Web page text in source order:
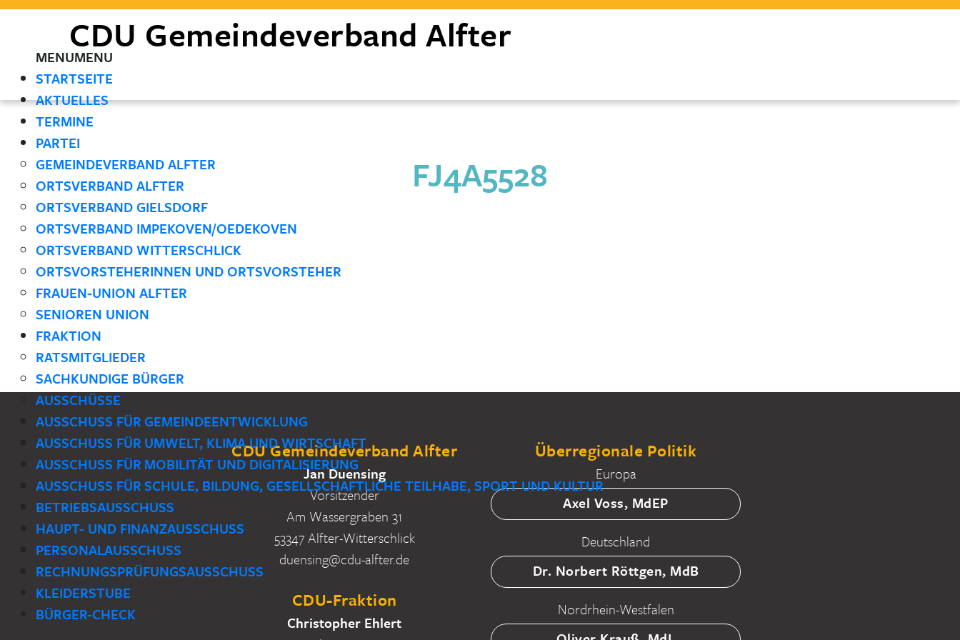
CDU Gemeindeverband Alfter
MENUMENU
STARTSEITE
AKTUELLES
TERMINE
PARTEI
GEMEINDEVERBAND ALFTER
ORTSVERBAND ALFTER
ORTSVERBAND GIELSDORF
ORTSVERBAND IMPEKOVEN/OEDEKOVEN
ORTSVERBAND WITTERSCHLICK
ORTSVORSTEHERINNEN UND ORTSVORSTEHER
FRAUEN-UNION ALFTER
SENIOREN UNION
FRAKTION
RATSMITGLIEDER
SACHKUNDIGE BÜRGER
AUSSCHÜSSE
AUSSCHUSS FÜR GEMEINDEENTWICKLUNG
AUSSCHUSS FÜR UMWELT, KLIMA UND WIRTSCHAFT
AUSSCHUSS FÜR MOBILITÄT UND DIGITALISIERUNG
AUSSCHUSS FÜR SCHULE, BILDUNG, GESELLSCHAFTLICHE TEILHABE, SPORT UND KULTUR
BETRIEBSAUSSCHUSS
HAUPT- UND FINANZAUSSCHUSS
PERSONALAUSSCHUSS
RECHNUNGSPRÜFUNGSAUSSCHUSS
KLEIDERSTUBE
BÜRGER-CHECK
FJ4A5528
CDU Gemeindeverband Alfter
Jan Duensing
Vorsitzender
Am Wassergraben 31
53347 Alfter-Witterschlick
duensing@cdu-alfter.de
CDU-Fraktion
Christopher Ehlert
Überregionale Politik
Europa
Axel Voss, MdEP
Deutschland
Dr. Norbert Röttgen, MdB
Nordrhein-Westfalen